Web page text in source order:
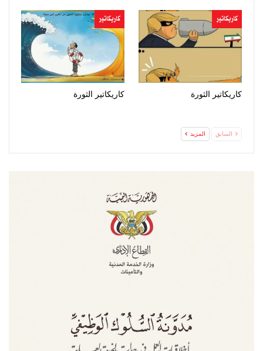
كاريكاتير
كاريكاتير الثورة
كاريكاتير
كاريكاتير الثورة
السابق المزيد